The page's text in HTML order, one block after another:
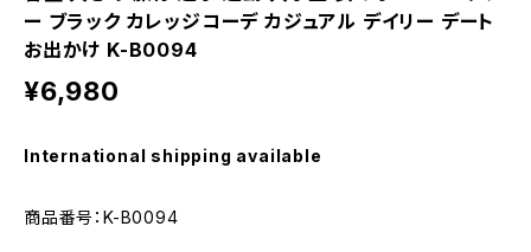
ー ブラック カレッジコーデ カジュアル デイリー デート
お出かけ K-B0094
¥6,980
International shipping available
商品番号：K-B0094